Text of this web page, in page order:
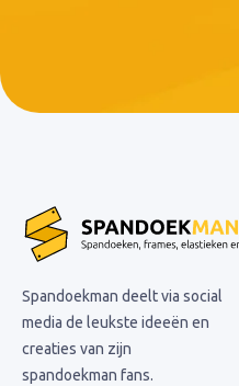
Spandoekman deelt via social
media de leukste ideeën en
creaties van zijn
spandoekman fans.